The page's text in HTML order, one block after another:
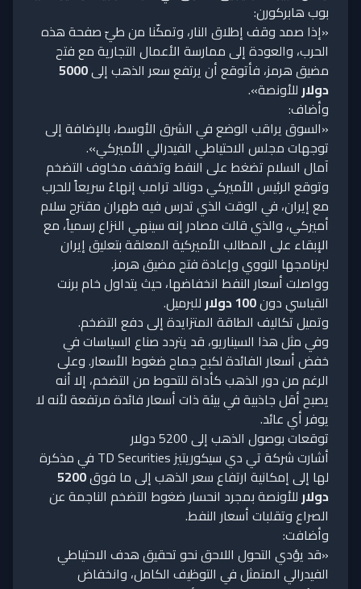
بوب هابركورن:
«إذا صمد وقف إطلاق النار، وتمكّنا من طيّ صفحة هذه
الحرب، والعودة إلى ممارسة الأعمال التجارية مع فتح
مضيق هرمز، فأتوقع أن يرتفع سعر الذهب إلى5000
دولارللأونصة».
وأضاف:
«السوق يراقب الوضع في الشرق الأوسط، بالإضافة إلى
توجهات مجلس الاحتياطي الفيدرالي الأميركي».
آمال السلام تضغط على النفط وتخفف مخاوف التضخم
وتوقع الرئيس الأميركي دونالد ترامب إنهاءً سريعاً للحرب
مع إيران، في الوقت الذي تدرس فيه طهران مقترح سلام
أميركي، والذي قالت مصادر إنه سينهي النزاع رسمياً، مع
الإبقاء على المطالب الأميركية المعلقة بتعليق إيران
لبرنامجها النووي وإعادة فتح مضيق هرمز.
وواصلت أسعار النفط انخفاضها، حيث يتداول خام برنت
القياسي دون100 دولار
للبرميل.
وتميل تكاليف الطاقة المتزايدة إلى دفع التضخم.
وفي مثل هذا السيناريو، قد يتردد صناع السياسات في
خفض أسعار الفائدة لكبح جماح ضغوط الأسعار. وعلى
الرغم من دور الذهب كأداة للتحوط من التضخم، إلا أنه
يصبح أقل جاذبية في بيئة ذات أسعار فائدة مرتفعة لأنه لا
يوفر أي عائد.
توقعات بوصول الذهب إلى 5200 دولار
أشارت شركة تي دي سيكوريتيز TD Securities في مذكرة
لها إلى إمكانية ارتفاع سعر الذهب إلى ما فوق5200
دولارللأونصة بمجرد انحسار ضغوط التضخم الناجمة عن
الصراع وتقلبات أسعار النفط.
وأضافت:
«قد يؤدي التحول اللاحق نحو تحقيق هدف الاحتياطي
الفيدرالي المتمثل في التوظيف الكامل، وانخفاض